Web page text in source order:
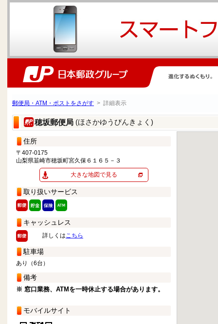
郵便局・ATM・ポストをさがす > 詳細表示
穂坂郵便局 (ほさかゆうびんきょく)
住所
〒407-0175
山梨県韮崎市穂坂町宮久保６１６５－３
大きな地図で見る
取り扱いサービス
キャッシュレス
詳しくはこちら
駐車場
あり（6台）
備考
※ 窓口業務、ATMを一時休止する場合があります。
モバイルサイト